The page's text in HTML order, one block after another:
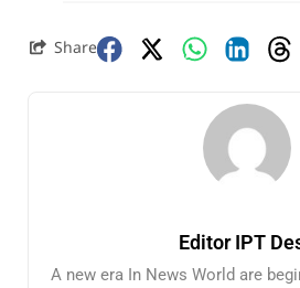
Share
Editor IPT
A new era In News World are